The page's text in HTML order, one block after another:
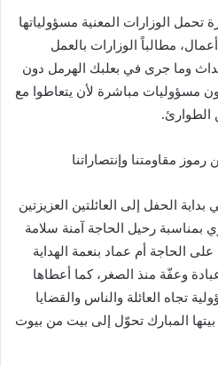
تحمل الوزارات المعنية مسؤولياتها
مطالباً الوزارات بالعمل
وما جرى في بعلبك الهرمل دون
مسؤوليات مباشرة لأن يتعاطوا مع
الطوارئ.
مقاومتنا وإنتصاراتنا
الحفل إلى العائلتين العزيزتين
بمناسبة رحيل الحاجة آمنة سلامة
على الحاجة أم عماد بنعمة الهداية
وعفّة منذ الصغر، كما أعطاها
تجاه العائلة والناس والقضايا
بيتها المبارك تحوّل إلى بيت من بيوت